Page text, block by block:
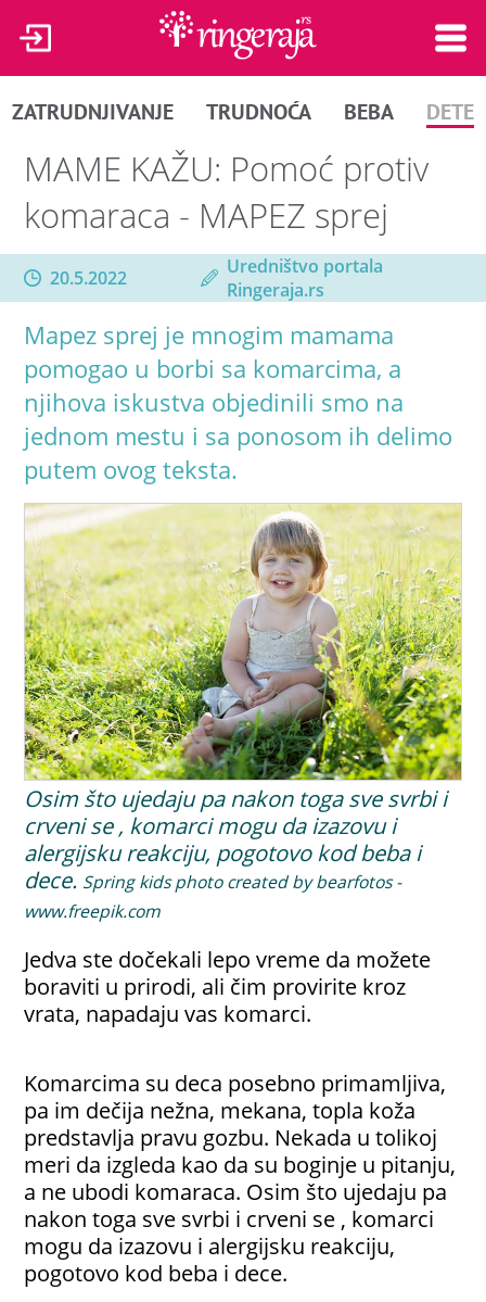
ZATRUDNJIVANJE TRUDNOĆA BEBA DETE
MAME KAŽU: Pomoć protiv
komaraca - MAPEZ sprej
20.5.2022
Uredništvo portala
Ringeraja.rs
Mapez sprej je mnogim mamama
pomogao u borbi sa komarcima, a
njihova iskustva objedinili smo na
jednom mestu i sa ponosom ih delimo
putem ovog teksta.
Osim što ujedaju pa nakon toga sve svrbi i
crveni se , komarci mogu da izazovu i
alergijsku reakciju, pogotovo kod beba i
dece. Spring kids photo created by bearfotos -
www.freepik.com
Jedva ste dočekali lepo vreme da možete
boraviti u prirodi, ali čim provirite kroz
vrata, napadaju vas komarci.
Komarcima su deca posebno primamljiva,
pa im dečija nežna, mekana, topla koža
predstavlja pravu gozbu. Nekada u tolikoj
meri da izgleda kao da su boginje u pitanju,
a ne ubodi komaraca. Osim što ujedaju pa
nakon toga sve svrbi i crveni se , komarci
mogu da izazovu i alergijsku reakciju,
pogotovo kod beba i dece.